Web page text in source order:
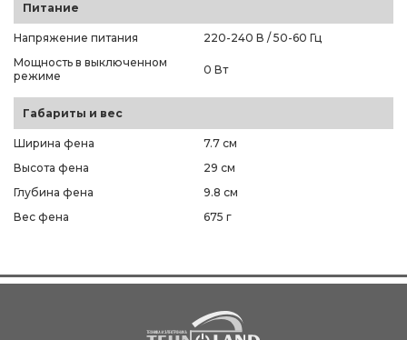
Питание
Напряжение питания
220-240 В / 50-60 Гц
Мощность в выключенном
режиме
0 Вт
Габариты и вес
Ширина фена
7.7 см
Высота фена
29 см
Глубина фена
9.8 см
Вес фена
675 г